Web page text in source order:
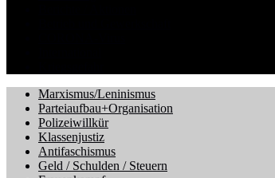
Marxismus/Leninismus
Parteiaufbau+Organisation
Polizeiwillkür
Klassenjustiz
Antifaschismus
Geld / Schulden / Steuern